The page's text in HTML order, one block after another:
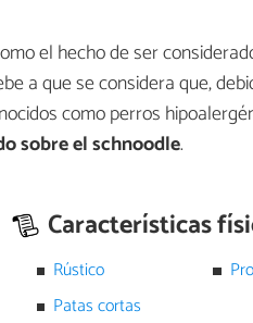
el hecho de ser
a que se considera que,
como perros
sobre el schnoodle.
Características
Rústico
Patas cortas